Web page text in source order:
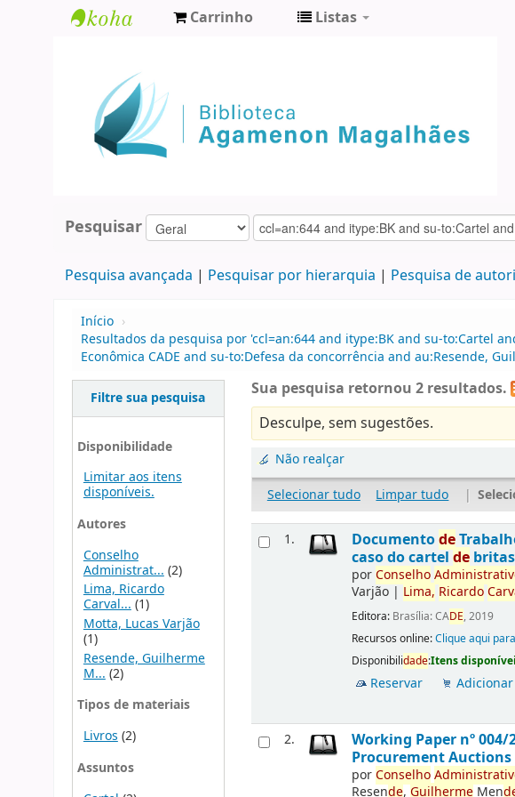
Agamenon
Magalhães
Carrinho Listas
Pesquisar
Pesquisa avançada Pesquisar por hierarquia Pesquisa de
Início ›
Resultados da pesquisa por 'ccl=an:644 and itype:BK and su-to:Cartel
Econômica CADE and su-to:Defesa da concorrência and au:Resende,
Filtre sua pesquisa
Disponibilidade
Limitar aos itens
disponíveis.
Autores
Conselho
Administrat... (2)
Lima, Ricardo
Carval...(1)
Motta, Lucas Varjão
(1)
Resende, Guilherme
M... (2)
Tipos de materiais
Livros (2)
Assuntos
Sua pesquisa retornou 2 resultados.
Desculpe, sem sugestões.
Não realçar
Selecionar tudo
Limpar tudo |
1. Documentode
caso do cartelde
porConselho
Varjão | Lima, Ricardo
Editora: Brasília: CADE, 2019
Recursos online:Clique aqui
Disponibilidade:Itens
Reservar
2. Working Paper nº
Procurement
porConselho
Resende,Guilherme Men